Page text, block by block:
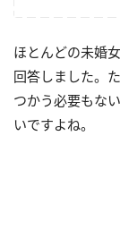
ほとんどの未婚
回答しました。
つかう必要もな
いですよね。